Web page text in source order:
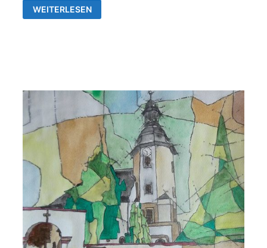
KERZEN
ODER
WEITERLESEN